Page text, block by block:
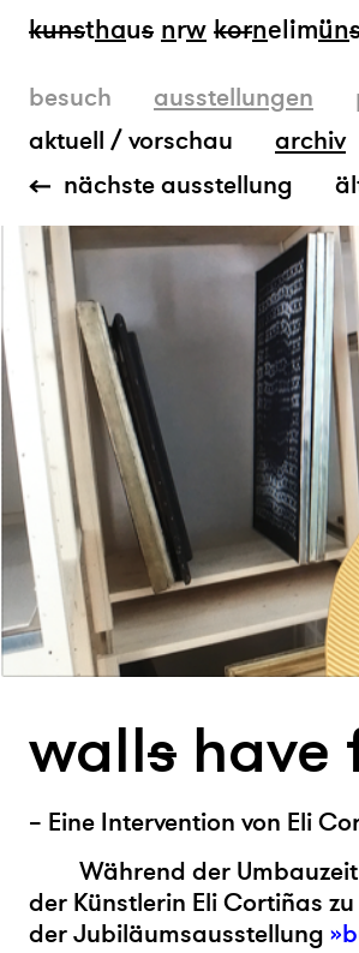
kunsthaus nrw kornelimün
besuch
ausstellungen
aktuell / vorschau
archiv
nächste ausstellung
walls have
– Eine Intervention von Eli
Während der
der Künstlerin Eli Cortiñas
der Jubiläumsausstellung